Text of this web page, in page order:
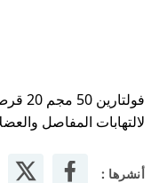
لالتهابات المفاصل
أنشرها :